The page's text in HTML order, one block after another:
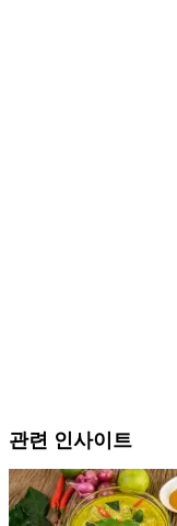
관련 인사이트